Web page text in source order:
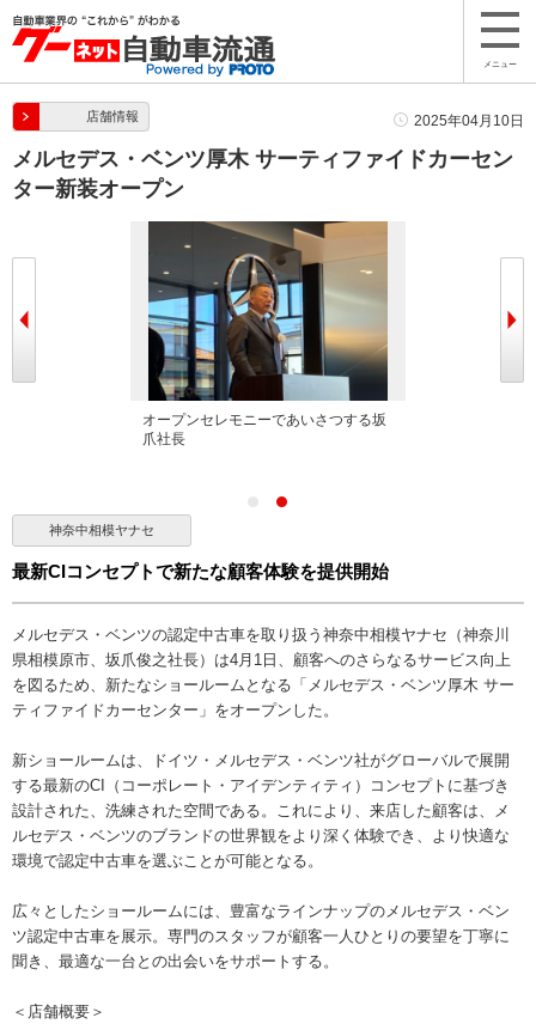
メニュー
店舗情報 2025年04月10日
メルセデス・ベンツ厚木 サーティファイドカーセン
ター新装オープン
オープンセレモニーであいさつする坂
爪社長
神奈中相模ヤナセ
最新CIコンセプトで新たな顧客体験を提供開始
メルセデス・ベンツの認定中古車を取り扱う神奈中相模ヤナセ（神奈川
県相模原市、坂爪俊之社長）は4月1日、顧客へのさらなるサービス向上
を図るため、新たなショールームとなる「メルセデス・ベンツ厚木 サー
ティファイドカーセンター」をオープンした。
新ショールームは、ドイツ・メルセデス・ベンツ社がグローバルで展開
する最新のCI（コーポレート・アイデンティティ）コンセプトに基づき
設計された、洗練された空間である。これにより、来店した顧客は、メ
ルセデス・ベンツのブランドの世界観をより深く体験でき、より快適な
環境で認定中古車を選ぶことが可能となる。
広々としたショールームには、豊富なラインナップのメルセデス・ベン
ツ認定中古車を展示。専門のスタッフが顧客一人ひとりの要望を丁寧に
聞き、最適な一台との出会いをサポートする。
＜店舗概要＞